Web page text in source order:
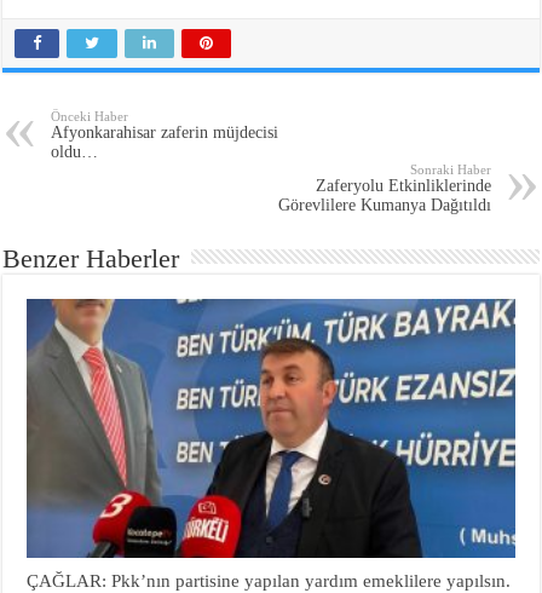
Önceki Haber
Afyonkarahisar zaferin müjdecisi
oldu…
Sonraki Haber
Zaferyolu Etkinliklerinde
Benzer Haberler
ÇAĞLAR: Pkk’nın partisine yapılan yardım emeklilere yapılsın.